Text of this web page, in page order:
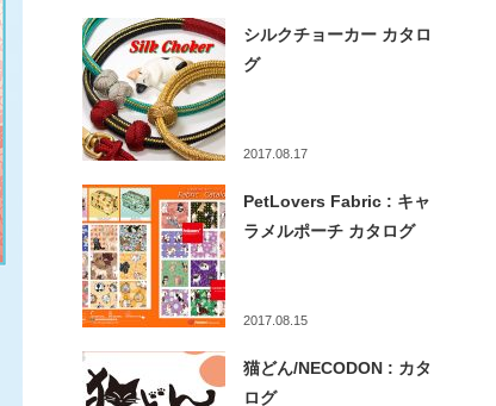
シルクチョーカー カタロ
グ
2017.08.17
PetLovers Fabric : キャ
ラメルポーチ カタログ
2017.08.15
猫どん/NECODON : カタ
ログ